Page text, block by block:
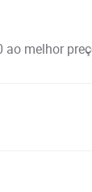
melhor